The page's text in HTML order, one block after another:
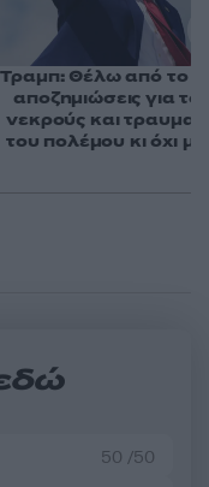
50 /50
Τραμπ: Θέλω από το
αποζημιώσεις για
νεκρούς και
του πολέμου κι όχι